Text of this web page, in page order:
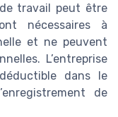
travail peut être
nécessaires à
et ne peuvent
L’entreprise
dans le
de